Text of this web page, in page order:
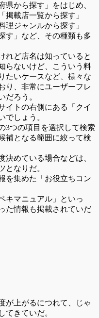
県から探す」をはじめ、
掲載店一覧から探す」
理ジャンルから探す」
す」など、その種類も多
れど店名は知っていると
らないけど、こういう料
たいケースなど、様々な
り、非常にユーザーフレ
だろう。
イトの右側にある「クイ
でしょう。
3つの項目を選択して検索
補となる範囲に絞って検
決めている場合などは、
となりだ。
を集めた「お役立ちコン
キマニュアル」といっ
た情報も掲載されていだ
が上がるにつれて、じゃ
てきていだ。